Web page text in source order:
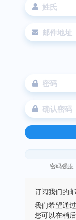
密码强度
订阅我们的
我们希望通
您可以在稍